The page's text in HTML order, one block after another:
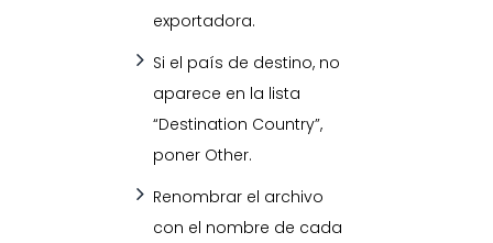
exportadora.
Si el país de destino, no
aparece en la lista
“Destination Country”,
poner Other.
Renombrar el archivo
con el nombre de cada